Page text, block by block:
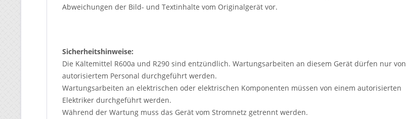
Abweichungen der Bild- und Textinhalte vom Originalgerät vor.
Sicherheitshinweise:
Die Kältemittel R600a und R290 sind entzündlich. Wartungsarbeiten an diesem Gerät dürfen nur von
autorisiertem Personal durchgeführt werden.
Wartungsarbeiten an elektrischen oder elektrischen Komponenten müssen von einem autorisierten
Elektriker durchgeführt werden.
Während der Wartung muss das Gerät vom Stromnetz getrennt werden.